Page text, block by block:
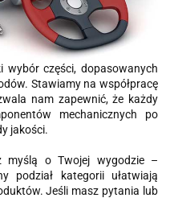
wybór części, dopasowanych
Stawiamy na współpracę
nam zapewnić, że każdy
mechanicznych po
jakości.
myślą o Twojej wygodzie –
podział kategorii ułatwiają
Jeśli masz pytania lub